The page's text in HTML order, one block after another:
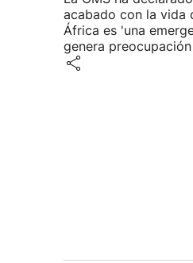
acabado con la vida
África es 'una
genera